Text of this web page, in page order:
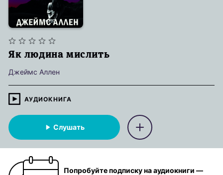
Як людина мислить
Джеймс Аллен
АУДИОКНИГА
Слушать
Попробуйте подписку на аудиокниги —